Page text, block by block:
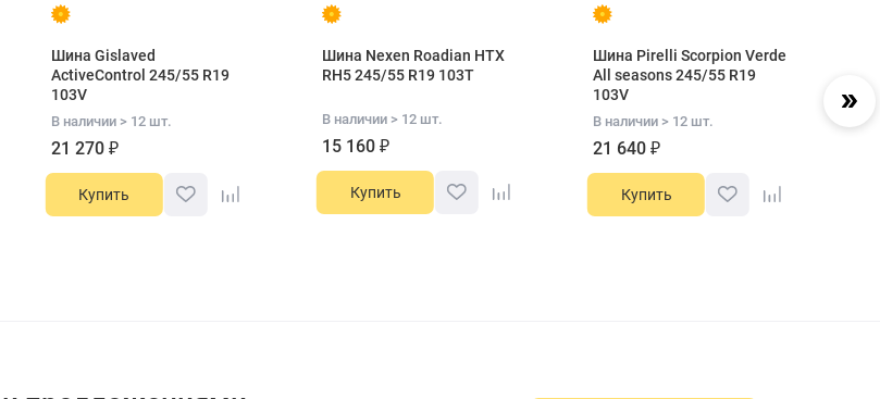
Шина Gislaved
ActiveControl 245/55 R19
103V
В наличии > 12 шт.
21 270 ₽
Купить
Шина Nexen Roadian HTX
RH5 245/55 R19 103T
В наличии > 12 шт.
15 160 ₽
Купить
Шина Pirelli Scorpion Verde
All seasons 245/55 R19
103V
В наличии > 12 шт.
21 640 ₽
Купить